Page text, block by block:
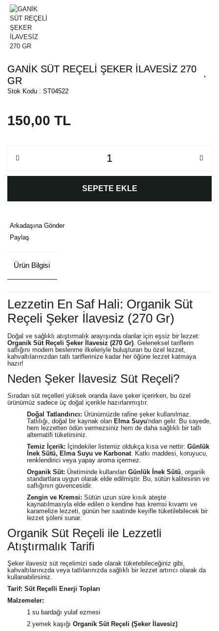
GANİK SÜT REÇELİ ŞEKER İLAVESİZ 270
GR
Stok Kodu : ST04522
150,00 TL
SEPETE EKLE
Arkadaşına Gönder
Paylaş
Ürün Bilgisi
Lezzetin En Saf Hali: Organik Süt
Reçeli Şeker İlavesiz (270 Gr)
Doğal ve sağlıklı atıştırmalık arayışında olanlar için eşsiz bir lezzet:
Organik Süt Reçeli Şeker İlavesiz (270 Gr) . Geleneksel tariflerin
saflığını modern beslenme ilkeleriyle buluşturan bu özel lezzet,
kahvaltılarınızdan tatlı tariflerinize kadar her öğüne lezzet katmaya
hazır!
Neden Şeker İlavesiz Süt Reçeli?
Sıradan süt reçelleri yüksek oranda ilave şeker içerirken, bu özel
ürünümüz sadece üç doğal içerikle hazırlanmıştır.
Doğal Tatlandırıcı: Ürünümüzde rafine şeker kullanılmaz.
Tatlılığı, doğal bir kaynak olan Elma Suyu'ndan gelir. Bu sayede,
hem lezzetten ödün vermezsiniz hem de daha sağlıklı bir tatlı
alternatifi tüketirsiniz.
Temiz İçerik: İçindekiler listemiz oldukça kısa ve nettir: Günlük
İnek Sütü, Elma Suyu ve Karbonat . Katkı maddesi, koruyucu,
renklendirici veya yapay aroma içermez.
Organik Süt: Üretiminde kullanılan Günlük İnek Sütü , organik
standartlara uygun olarak elde edilmiştir. Bu, sütün kalitesinin ve
saflığının güvencesidir.
Zengin ve Kremsi: Sütün uzun süre kısık ateşte
kaynatılmasıyla elde edilen o kendine has kremsi kıvamı ve
karamelize lezzeti, günün her saatinde keyifle tüketilebilecek bir
lezzet şöleni sunar.
Organik Süt Reçeli ile Lezzetli
Atıştırmalık Tarifi
Şeker ilavesiz süt reçelimizi sade olarak tüketebileceğiniz gibi,
kahvaltılarınızda veya tatlılarınızda sağlıklı bir lezzet artırıcı olarak da
kullanabilirsiniz.
Tarif: Süt Reçelli Enerji Topları
Malzemeler:
1 su bardağı yulaf ezmesi
2 yemek kaşığı Organik Süt Reçeli (Şeker İlavesiz)